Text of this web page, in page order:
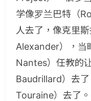
学像罗兰巴特（
人去了，像克里
Alexander），当
Nantes）任教的
Baudrillard）去了
Touraine）去了